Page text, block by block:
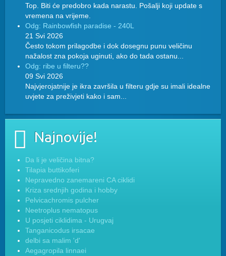
Top. Biti će predobro kada narastu. Pošalji koji update s
vremena na vrijeme.
Odg: Rainbowfish paradise - 240L
21 Svi 2026
Često tokom prilagodbe i dok dosegnu punu veličinu
nažalost zna pokoja uginuti, ako do tada ostanu...
Odg: ribe u filteru??
09 Svi 2026
Najvjerojatnije je ikra završila u filteru gdje su imali idealne
uvjete za preživjeti kako i sam...
Najnovije!
Da li je veličina bitna?
Tilapia buttikoferi
Nepravedno zanemareni CA ciklidi
Kriza srednjih godina i hobby
Pelvicachromis pulcher
Neetroplus nematopus
U posjeti ciklidima - Urugvaj
Tanganicodus irsacae
delbi sa malim 'd'
Aegagropila linnaei